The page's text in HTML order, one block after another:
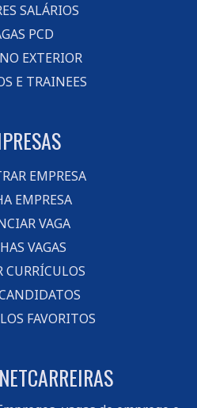
SALÁRIOS
PCD
EXTERIOR
E TRAINEES
EMPRESA
EMPRESA
VAGA
VAGAS
CURRÍCULOS
FAVORITOS